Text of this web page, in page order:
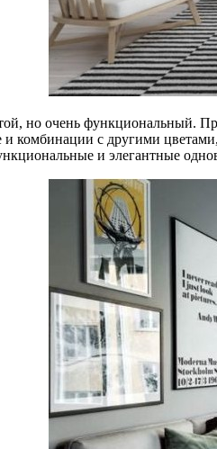
но очень функциональный.
и комбинации с другими
и элегантные